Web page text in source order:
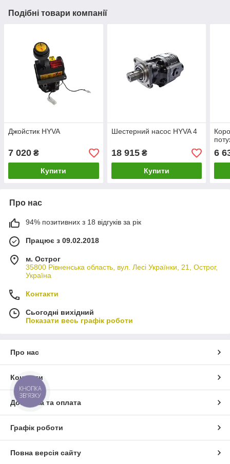
Подібні товари компанії
Джойстик HYVA
7 020 ₴
Купити
Шестерний насос HYVA 4
18 915₴
Купити
6
Про нас
94% позитивних з 18 відгуків за рік
Працює з 09.02.2018
м. Острог
35800 Рівненська область, вул. Лесі Українки, 21, Острог,
Україна
Контакти
Сьогодні вихідний
Показати весь графік роботи
Про нас
Контакти
Доставка та оплата
Графік роботи
Повна версія сайту
КНОПКА
ЗВ'ЯЗКУ